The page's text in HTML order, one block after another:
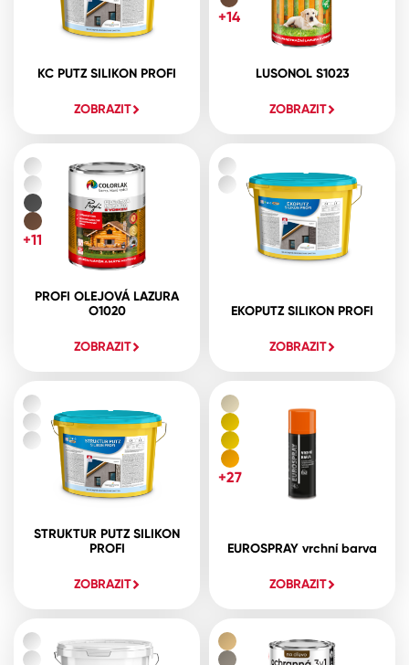
KC PUTZ SILIKON PROFI
ZOBRAZIT
LUSONOL S1023
ZOBRAZIT
+14
PROFI OLEJOVÁ LAZURA
O1020
ZOBRAZIT
+11
EKOPUTZ SILIKON PROFI
ZOBRAZIT
STRUKTUR PUTZ SILIKON
PROFI
ZOBRAZIT
EUROSPRAY vrchní barva
ZOBRAZIT
+27